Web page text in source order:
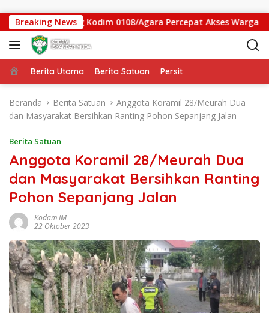
Breaking News
Gantung Kodim 0108/Agara Percepat Akses Warga Ds.
Beranda
Berita Utama Berita Satuan Persit
Beranda Berita Satuan
Anggota Koramil 28/Meurah Dua
dan Masyarakat Bersihkan Ranting Pohon Sepanjang Jalan
Berita Satuan
Anggota Koramil 28/Meurah Dua
dan Masyarakat Bersihkan Ranting
Pohon Sepanjang Jalan
Kodam IM
22 Oktober 2023